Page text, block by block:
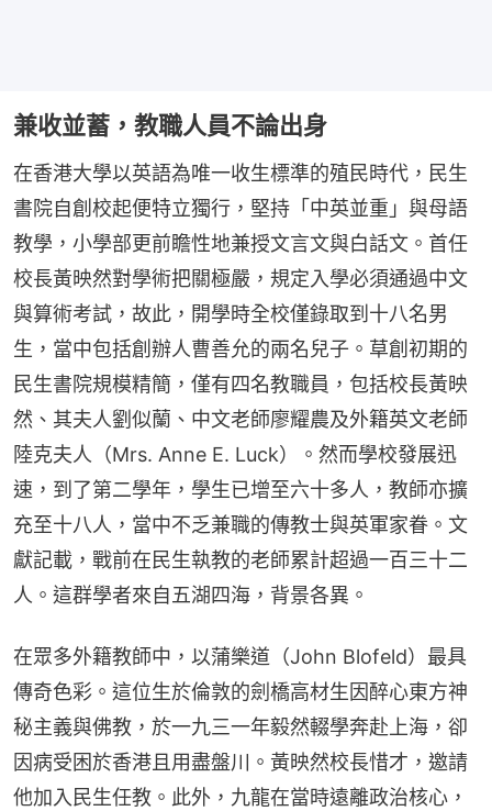
兼收並蓄，教職人員不論出身
在香港大學以英語為唯一收生標準的殖民時代，民生
書院自創校起便特立獨行，堅持「中英並重」與母語
教學，小學部更前瞻性地兼授文言文與白話文。首任
校長黃映然對學術把關極嚴，規定入學必須通過中文
與算術考試，故此，開學時全校僅錄取到十八名男
生，當中包括創辦人曹善允的兩名兒子。草創初期的
民生書院規模精簡，僅有四名教職員，包括校長黃映
然、其夫人劉似蘭、中文老師廖耀農及外籍英文老師
陸克夫人（Mrs. Anne E. Luck）。然而學校發展迅
速，到了第二學年，學生已增至六十多人，教師亦擴
充至十八人，當中不乏兼職的傳教士與英軍家眷。文
獻記載，戰前在民生執教的老師累計超過一百三十二
人。這群學者來自五湖四海，背景各異。
在眾多外籍教師中，以蒲樂道（John Blofeld）最具
傳奇色彩。這位生於倫敦的劍橋高材生因醉心東方神
秘主義與佛教，於一九三一年毅然輟學奔赴上海，卻
因病受困於香港且用盡盤川。黃映然校長惜才，邀請
他加入民生任教。此外，九龍在當時遠離政治核心，